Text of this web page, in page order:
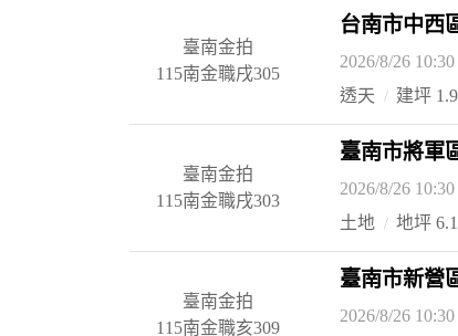
臺南金拍
115南金職戌305
台南市中西
2026/8/26 10:30
透天 建坪
臺南金拍
115南金職戌303
臺南市將軍
2026/8/26 10:30
土地 地坪
臺南金拍
115南金職亥309
臺南市新營
2026/8/26 10:30